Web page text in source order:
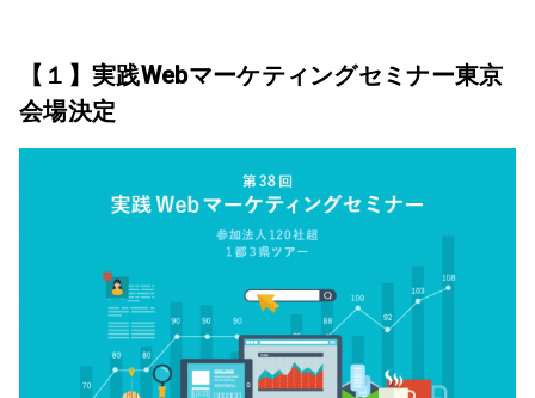
【１】実践Webマーケティングセミナー東京
会場決定